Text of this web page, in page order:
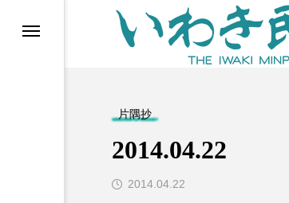
片隅抄
2014.04.22
2014.04.22